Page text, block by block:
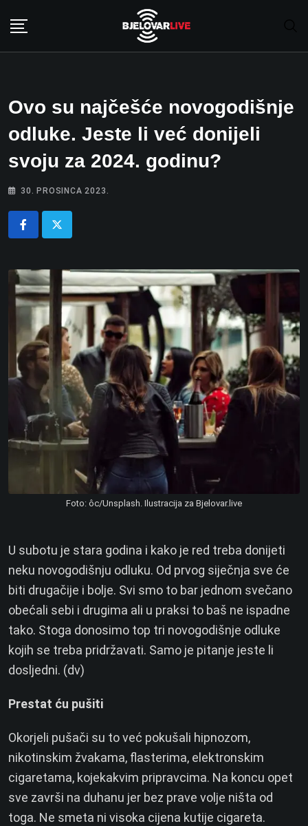
Ovo su najčešće novogodišnje
odluke. Jeste li već donijeli
svoju za 2024. godinu?
30. PROSINCA 2023.
Foto: ôc/Unsplash. Ilustracija za Bjelovar.live
U subotu je stara godina i kako je red treba donijeti
neku novogodišnju odluku. Od prvog siječnja sve će
biti drugačije i bolje. Svi smo to bar jednom svečano
obećali sebi i drugima ali u praksi to baš ne ispadne
tako. Stoga donosimo top tri novogodišnje odluke
kojih se treba pridržavati. Samo je pitanje jeste li
dosljedni. (dv)
Prestat ću pušiti
Okorjeli pušači su to već pokušali hipnozom,
nikotinskim žvakama, flasterima, elektronskim
cigaretama, kojekakvim pripravcima. Na koncu opet
sve završi na duhanu jer bez prave volje ništa od
toga. Ne smeta ni visoka cijena kutije cigareta.